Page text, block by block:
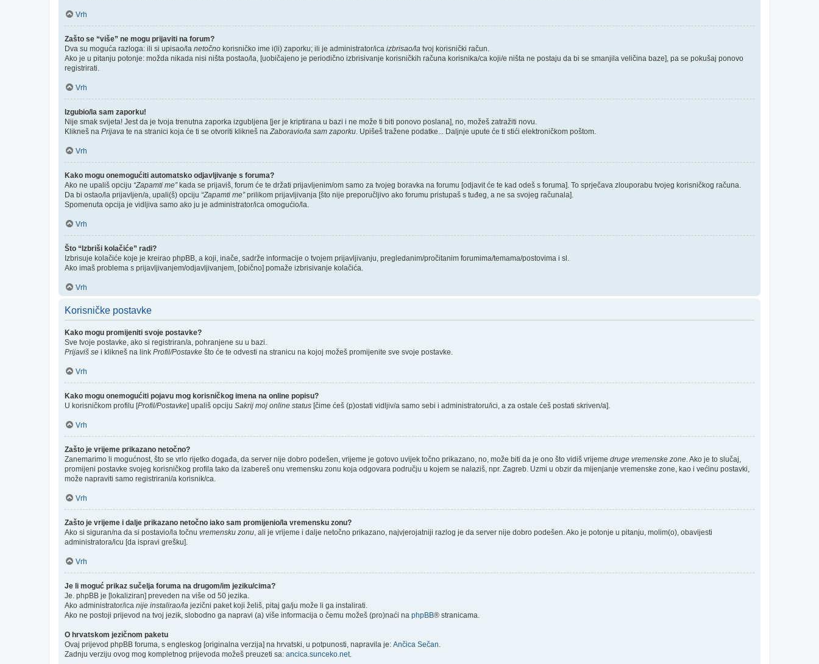
Vrh
Zašto se “više” ne mogu prijaviti na forum?
Dva su moguća razloga: ili si upisao/la netočno korisničko ime i(li) zaporku; ili je administrator/ica izbrisao/la tvoj korisnički račun.
Ako je u pitanju potonje: možda nikada nisi ništa postao/la, [uobičajeno je periodično izbrisivanje korisničkih računa korisnika/ca koji/e ništa ne postaju da bi se smanjila veličina baze], pa se pokušaj ponovo
registrirati.
Vrh
Izgubio/la sam zaporku!
Nije smak svijeta! Jest da je tvoja trenutna zaporka izgubljena [jer je kriptirana u bazi i ne može ti biti ponovo poslana], no, možeš zatražiti novu.
Klikneš na Prijava te na stranici koja će ti se otvoriti klikneš na Zaboravio/la sam zaporku . Upišeš tražene podatke... Daljnje upute će ti stići elektroničkom poštom.
Vrh
Kako mogu onemogućiti automatsko odjavljivanje s foruma?
Ako ne upališ opciju “Zapamti me”kada se prijaviš, forum će te držati prijavljenim/om samo za tvojeg boravka na forumu [odjavit će te kad odeš s foruma]. To sprječava zlouporabu tvojeg korisničkog računa.
Da bi ostao/la prijavljen/a, upali(š) opciju “Zapamti me”prilikom prijavljivanja [što nije preporučljivo ako forumu pristupaš s tuđeg, a ne sa svojeg računala].
Spomenuta opcija je vidljiva samo ako ju je administrator/ica omogućio/la.
Vrh
Što “Izbriši kolačiće” radi?
Izbrisuje kolačiće koje je kreirao phpBB, a koji, inače, sadrže informacije o tvojem prijavljivanju, pregledanim/pročitanim forumima/temama/postovima i sl.
Ako imaš problema s prijavljivanjem/odjavljivanjem, [obično] pomaže izbrisivanje kolačića.
Vrh
Korisničke postavke
Kako mogu promijeniti svoje postavke?
Sve tvoje postavke, ako si registriran/a, pohranjene su u bazi.
Prijaviš se i klikneš na link Profil/Postavke što će te odvesti na stranicu na kojoj možeš promijenite sve svoje postavke.
Vrh
Kako mogu onemogućiti pojavu mog korisničkog imena na online popisu?
U korisničkom profilu [Profil/Postavke] upališ opciju Sakrij moj online status [čime ćeš (p)ostati vidljiv/a samo sebi i administratoru/ici, a za ostale ćeš postati skriven/a].
Vrh
Zašto je vrijeme prikazano netočno?
Zanemarimo li mogućnost, što se vrlo rijetko događa, da server nije dobro podešen, vrijeme je gotovo uvijek točno prikazano, no, može biti da je ono što vidiš vrijeme druge vremenske zone . Ako je to slučaj,
promijeni postavke svojeg korisničkog profila tako da izabereš onu vremensku zonu koja odgovara području u kojem se nalaziš, npr. Zagreb. Uzmi u obzir da mijenjanje vremenske zone, kao i većinu postavki,
može napraviti samo registrirani/a korisnik/ca.
Vrh
Zašto je vrijeme i dalje prikazano netočno iako sam promijenio/la vremensku zonu?
Ako si siguran/na da si postavio/la točnu vremensku zonu , ali je vrijeme i dalje netočno prikazano, najvjerojatniji razlog je da server nije dobro podešen. Ako je potonje u pitanju, molim(o), obavijesti
administratora/icu [da ispravi grešku].
Vrh
Je li moguć prikaz sučelja foruma na drugom/im jeziku/cima?
Je. phpBB je [lokaliziran] preveden na više od 50 jezika.
Ako administrator/ica nije instalirao/la jezični paket koji želiš, pitaj ga/ju može li ga instalirati.
Ako ne postoji prijevod na tvoj jezik, slobodno ga napravi (a) više informacija o čemu možeš (pro)naći na phpBB® stranicama.
O hrvatskom jezičnom paketu
Ovaj prijevod phpBB foruma, s engleskog [originalna verzija] na hrvatski, u potpunosti, napravila je: Ančica Sečan
Zadnju verziju ovog mog kompletnog prijevoda možeš preuzeti sa: ancica.sunceko.net.